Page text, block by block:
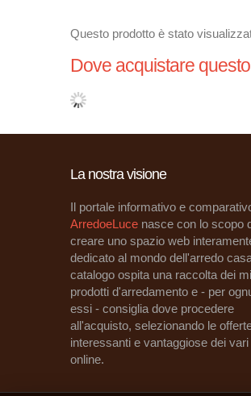
Questo prodotto è stato
Dove acquistare
La nostra visione
Il portale informativo e
ArredoeLuce nasce con lo scopo
creare uno spazio web
dedicato al mondo dell'arredo
catalogo ospita una raccolta dei
prodotti d'arredamento e - per
essi - consiglia dove procedere
all'acquisto, selezionando le
interessanti e vantaggiose dei
online.